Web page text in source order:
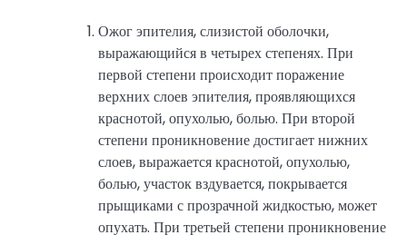
Ожог эпителия, слизистой оболочки,
выражающийся в четырех степенях. При
первой степени происходит поражение
верхних слоев эпителия, проявляющихся
краснотой, опухолью, болью. При второй
степени проникновение достигает нижних
слоев, выражается краснотой, опухолью,
болью, участок вздувается, покрывается
прыщиками с прозрачной жидкостью, может
опухать. При третьей степени проникновение